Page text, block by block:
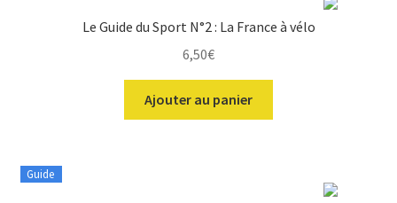
Le Guide du Sport N°2 : La France à vélo
6,50€
Ajouter au panier
Guide